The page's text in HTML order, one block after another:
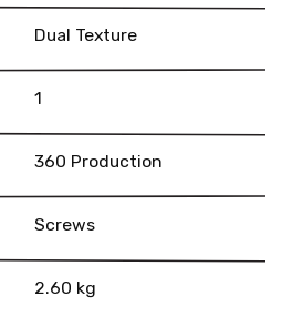
Dual Texture
1
360 Production
Screws
2.60 kg